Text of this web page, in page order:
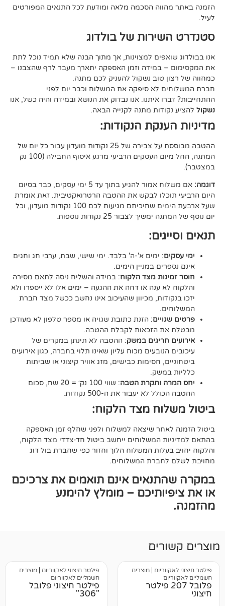
הסכמה מלאה ומודעת לכל התנאים המפורטים
של בולדוג
למצוינות, אך מתוך הבנה שלא תמיד נוכל לתת
במידה וזמן האספקה יתארך מעבר לרף שהצבנו –
טוב נשקול להעניק לכם מתנה.
לא סיפקה את המשלוח וכבר יום לפני
איתנו. אנו נבדוק את הנושא ובמידה והיה כשל, אנו
מתנה לקנייה הבאה.
הנקודות:
ההטבה מבוססת על צבירה של 25 נקודות מועדון עבור כל יום של
המתנה, החל מיום העסקים הרביעי מרגע איסוף החבילה (100 נק
אם משלוח אמור להגיע בתוך עד 5 ימי עסקים, כבר בסיום
לבקש את ההטבה הרטרואקטיבית. זאת אומרת
שעל ארבעת הימים שחיכיתם מגיעות לכם 100 נקודות מועדון, וכל
לצבור 25 נקודות נוספות.
: ימים א'-ה' בלבד. ימי שישי, שבת, ערבי חג וחגים
במניין הימים.
מצד הלקוח: במידה והשליח ניסה לתאם מסירה
ענה או דחה את ההגעה – ימים אלו לא ייספרו ולא
מכיוון שהעיכוב אינו נחשב ככשל מצד חברת
: הזנת כתובת שגויה או מספר טלפון לא מעודכן
הזכאות לקבלת ההטבה.
חריגים במשק: ההטבה לא תינתן במקרים של
מכוח עליון שאינו תלוי בחברה, כגון אירועים
חסימות כבישים, מזג אוויר קיצוני או שביתות
ותקרת הטבה
: שווי 100 נק׳ = 20 שח, סכום
לא יעבור את ה-500 נקודות.
מצד הלקוח:
שיצאה למשלוח ולפני שחלף זמן האספקה
המשלוחים ייחשב ביטול חד-צדדי מצד הלקוח,
המשלוח הלוך וחזור כפי שחברת בול דוג
המשלוחים.
אינם תואמים את צרכיכם
– מומלץ להימנע
|מוצרים
207 פילטר
פילטר חיצוני לאקווריום|מוצרים
פילטר חיצוני פלובל